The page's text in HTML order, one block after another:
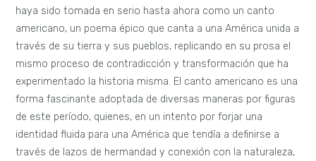
haya sido tomada en serio hasta ahora como un canto
americano, un poema épico que canta a una América unida a
través de su tierra y sus pueblos, replicando en su prosa el
mismo proceso de contradicción y transformación que ha
experimentado la historia misma. El canto americano es una
forma fascinante adoptada de diversas maneras por figuras
de este período, quienes, en un intento por forjar una
identidad fluida para una América que tendía a definirse a
través de lazos de hermandad y conexión con la naturaleza,